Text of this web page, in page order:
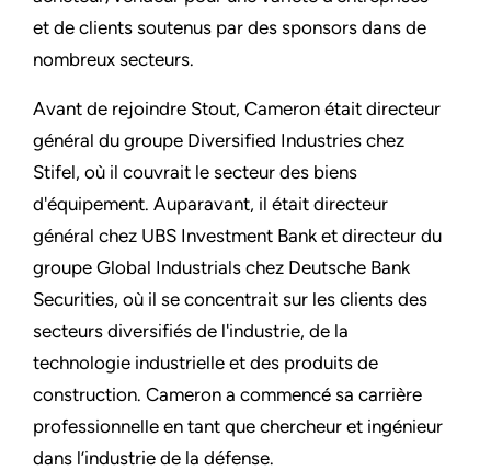
et de clients soutenus par des sponsors dans de
nombreux secteurs.
Avant de rejoindre Stout, Cameron était directeur
général du groupe Diversified Industries chez
Stifel, où il couvrait le secteur des biens
d'équipement. Auparavant, il était directeur
général chez UBS Investment Bank et directeur du
groupe Global Industrials chez Deutsche Bank
Securities, où il se concentrait sur les clients des
secteurs diversifiés de l'industrie, de la
technologie industrielle et des produits de
construction. Cameron a commencé sa carrière
professionnelle en tant que chercheur et ingénieur
dans l’industrie de la défense.